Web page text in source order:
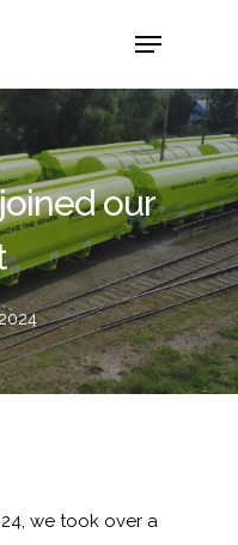
our
we took over a